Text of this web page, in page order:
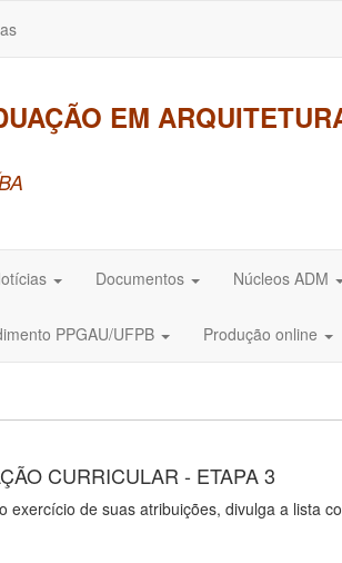
EM
Documentos Núcleos ADM
PPGAU/UFPB Produção online
CURRICULAR - ETAPA 3
de suas atribuições, divulga a lista